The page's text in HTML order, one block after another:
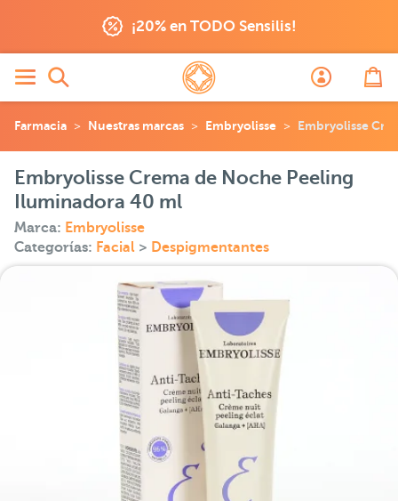
¡20% en TODO Sensilis!
Farmacia Nuestras marcas Embryolisse Embryolisse
Embryolisse Crema de Noche Peeling
Iluminadora 40 ml
Marca: Embryolisse
Categorías: Facial > Despigmentantes